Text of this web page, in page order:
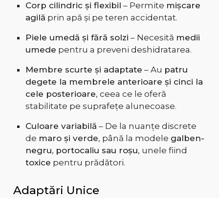
Corp cilindric și flexibil – Permite mișcare
agilă prin apă și pe teren accidentat.
Piele umedă și fără solzi – Necesită medii
umede pentru a preveni deshidratarea.
Membre scurte și adaptate – Au patru
degete la membrele anterioare și cinci la
cele posterioare, ceea ce le oferă
stabilitate pe suprafețe alunecoase.
Culoare variabilă – De la nuanțe discrete
de maro și verde, până la modele galben-
negru, portocaliu sau roșu, unele fiind
toxice pentru prădători.
Adaptări Unice